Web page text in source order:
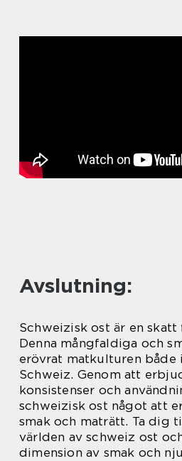
Avslutning:
Schweizisk ost är en skatt
Denna mångfaldiga och
erövrat matkulturen både
Schweiz. Genom att
konsistenser och
schweizisk ost något att
smak och maträtt. Ta dig
världen av schweiz ost
dimension av smak och